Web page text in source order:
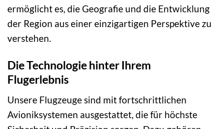
ermöglicht es, die Geografie und die Entwicklung
der Region aus einer einzigartigen Perspektive zu
verstehen.
Die Technologie hinter Ihrem
Flugerlebnis
Unsere Flugzeuge sind mit fortschrittlichen
Avioniksystemen ausgestattet, die für höchste